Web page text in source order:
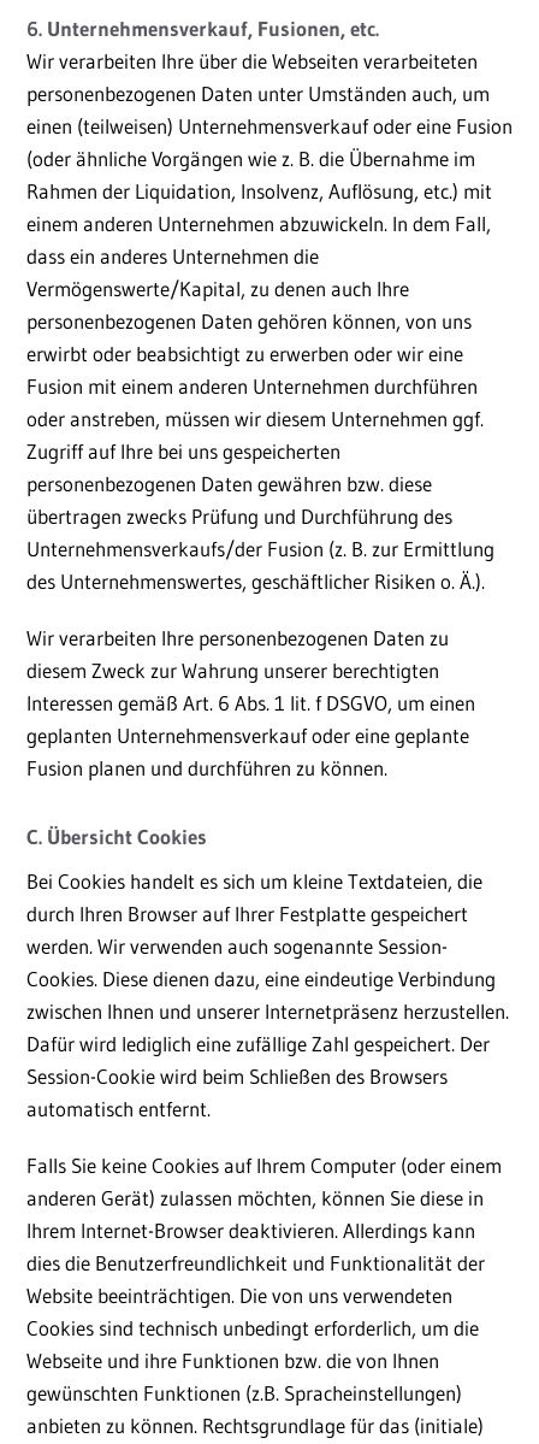
6. Unternehmensverkauf, Fusionen, etc.
Wir verarbeiten Ihre über die Webseiten verarbeiteten
personenbezogenen Daten unter Umständen auch, um
einen (teilweisen) Unternehmensverkauf oder eine Fusion
(oder ähnliche Vorgängen wie z. B. die Übernahme im
Rahmen der Liquidation, Insolvenz, Auflösung, etc.) mit
einem anderen Unternehmen abzuwickeln. In dem Fall,
dass ein anderes Unternehmen die
Vermögenswerte/Kapital, zu denen auch Ihre
personenbezogenen Daten gehören können, von uns
erwirbt oder beabsichtigt zu erwerben oder wir eine
Fusion mit einem anderen Unternehmen durchführen
oder anstreben, müssen wir diesem Unternehmen ggf.
Zugriff auf Ihre bei uns gespeicherten
personenbezogenen Daten gewähren bzw. diese
übertragen zwecks Prüfung und Durchführung des
Unternehmensverkaufs/der Fusion (z. B. zur Ermittlung
des Unternehmenswertes, geschäftlicher Risiken o. Ä.).
Wir verarbeiten Ihre personenbezogenen Daten zu
diesem Zweck zur Wahrung unserer berechtigten
Interessen gemäß Art. 6 Abs. 1 lit. f DSGVO, um einen
geplanten Unternehmensverkauf oder eine geplante
Fusion planen und durchführen zu können.
C. Übersicht Cookies
Bei Cookies handelt es sich um kleine Textdateien, die
durch Ihren Browser auf Ihrer Festplatte gespeichert
werden. Wir verwenden auch sogenannte Session-
Cookies. Diese dienen dazu, eine eindeutige Verbindung
zwischen Ihnen und unserer Internetpräsenz herzustellen.
Dafür wird lediglich eine zufällige Zahl gespeichert. Der
Session-Cookie wird beim Schließen des Browsers
automatisch entfernt.
Falls Sie keine Cookies auf Ihrem Computer (oder einem
anderen Gerät) zulassen möchten, können Sie diese in
Ihrem Internet-Browser deaktivieren. Allerdings kann
dies die Benutzerfreundlichkeit und Funktionalität der
Website beeinträchtigen. Die von uns verwendeten
Cookies sind technisch unbedingt erforderlich, um die
Webseite und ihre Funktionen bzw. die von Ihnen
gewünschten Funktionen (z.B. Spracheinstellungen)
anbieten zu können. Rechtsgrundlage für das (initiale)